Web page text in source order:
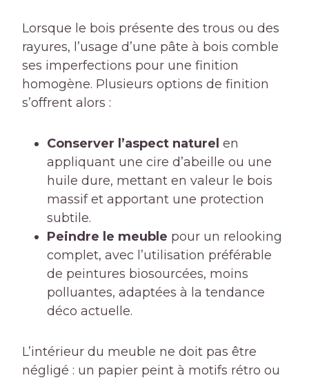
Lorsque le bois présente des trous ou des
rayures, l’usage d’une pâte à bois comble
ses imperfections pour une finition
homogène. Plusieurs options de finition
s’offrent alors :
Conserver l’aspect naturel en
appliquant une cire d’abeille ou une
huile dure, mettant en valeur le bois
massif et apportant une protection
subtile.
Peindre le meuble pour un relooking
complet, avec l’utilisation préférable
de peintures biosourcées, moins
polluantes, adaptées à la tendance
déco actuelle.
L’intérieur du meuble ne doit pas être
négligé : un papier peint à motifs rétro ou